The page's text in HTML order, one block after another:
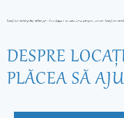
DESPRE
PLĂCEA SĂ